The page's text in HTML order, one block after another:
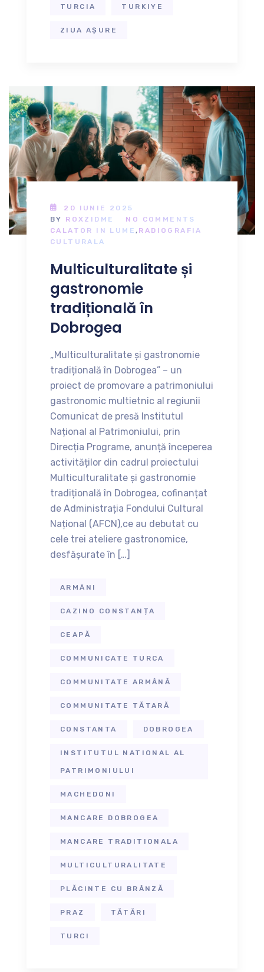
TURCIA TURKIYE
ZIUA AȘURE
20 IUNIE 2025
BY ROXZIDME
NO COMMENTS
CALATOR IN LUME , RADIOGRAFIA
CULTURALA
Multiculturalitate și
gastronomie
tradițională în
Dobrogea
„Multiculturalitate și gastronomie
tradițională în Dobrogea” – un
proiect de promovare a patrimoniului
gastronomic multietnic al regiunii
Comunicat de presă Institutul
Național al Patrimoniului, prin
Direcția Programe, anunță începerea
activităților din cadrul proiectului
Multiculturalitate și gastronomie
tradițională în Dobrogea, cofinanțat
de Administrația Fondului Cultural
Național (AFCN),ce au debutat cu
cele trei ateliere gastronomice,
desfășurate în […]
ARMÂNI
CAZINO CONSTANȚA
CEAPĂ
COMMUNICATE TURCA
COMMUNITATE ARMÂNĂ
COMMUNITATE TĂTARĂ
CONSTANTA DOBROGEA
INSTITUTUL NATIONAL AL
PATRIMONIULUI
MACHEDONI
MANCARE DOBROGEA
MANCARE TRADITIONALA
MULTICULTURALITATE
PLĂCINTE CU BRÂNZĂ
PRAZ TĂTĂRI
TURCI